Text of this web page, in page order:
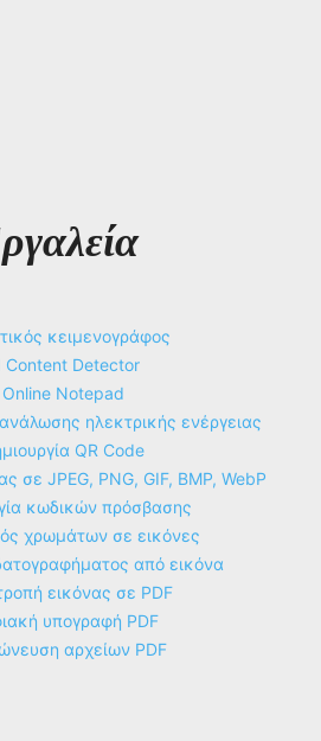
κειμενογράφος
Content Detector
Online Notepad
ηλεκτρικής ενέργειας
QR Code
σε JPEG, PNG, GIF, BMP, WebP
κωδικών πρόσβασης
χρωμάτων σε εικόνες
από εικόνα
εικόνας σε PDF
υπογραφή PDF
αρχείων PDF